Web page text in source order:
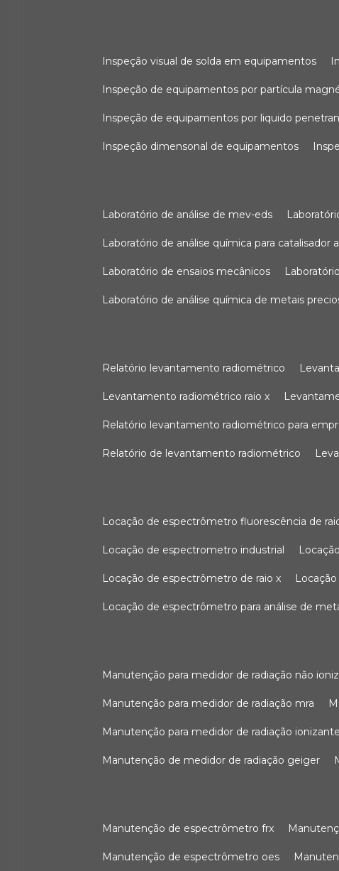
inspeção visual de solda em equipamentos
inspeção de equipamentos por partícula
inspeção de equipamentos por liquido
inspeção dimensonal de equipamentos
laboratório de análise de mev-eds
laboratório de análise química para catalisador
laboratório de ensaios mecânicos
laboratório de análise química de metais
relatório levantamento radiométrico
levantamento radiométrico raio x
relatório levantamento radiométrico para
relatório de levantamento radiométrico
locação de espectrômetro fluorescência de
locação de espectrometro industrial
locação de espectrômetro de raio x
locação de espectrômetro para análise de
manutenção para medidor de radiação não
manutenção para medidor de radiação mra
manutenção para medidor de radiação ionizante
manutenção de medidor de radiação geiger
manutenção de espectrômetro frx
manutenção de espectrômetro oes